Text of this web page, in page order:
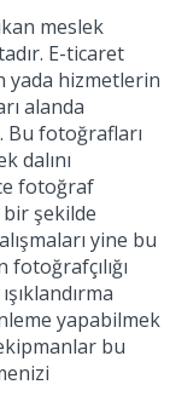
meslek
E-ticaret
yada hizmetlerin
alanda
Bu fotoğrafları
dalını
fotoğraf
şekilde
yine bu
yapabilmek
bu